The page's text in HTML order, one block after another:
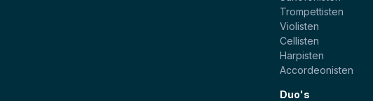
Trompettisten
Violisten
Cellisten
Harpisten
Accordeonisten
Duo's